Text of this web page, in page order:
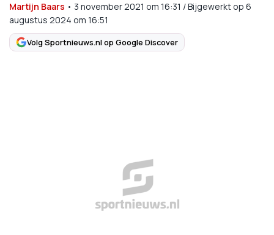
Martijn Baars • 3 november 2021 om 16:31 /Bijgewerkt op 6
augustus 2024 om 16:51
Volg Sportnieuws.nl op Google Discover